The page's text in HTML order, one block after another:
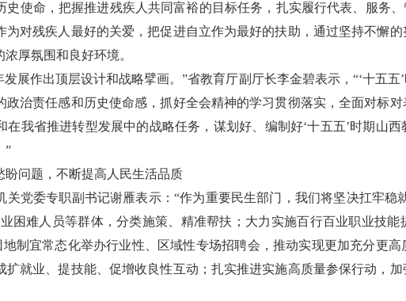
史使命，把握推进残疾人共同富裕的目标任务，扎实履行代表、服务
对残疾人最好的关爱，把促进自立作为最好的扶助，通过坚持不懈
厚氛围和良好环境。
展作出顶层设计和战略擘画。”省教育厅副厅长李金碧表示，“‘十五
治责任感和历史使命感，抓好全会精神的学习贯彻落实，全面对标
我省推进转型发展中的战略任务，谋划好、编制好‘十五五’时期山
”
问题，不断提高人民生活品质
关党委专职副书记谢雁表示：“作为重要民生部门，我们将坚决扛牢稳
困难人员等群体，分类施策、精准帮扶；大力实施百行百业职业技
制宜常态化举办行业性、区域性专场招聘会，推动实现更加充分更
就业、提技能、促增收良性互动；扎实推进实施高质量参保行动，